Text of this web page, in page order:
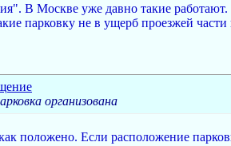
В Москве уже давно такие работают.
парковку не в ущерб проезжей
организована
положено. Если расположение